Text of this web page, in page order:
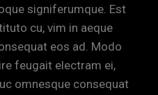
signiferumque. Est
cu, vim in aeque
eos ad. Modo
feugait electram ei,
omnesque consequat